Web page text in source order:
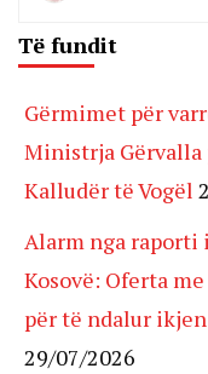
Të fundit
Gërmimet për
Ministrja Gërvalla
Kalludër të Vogël
Alarm nga raporti
Kosovë: Oferta
për të ndalur
29/07/2026